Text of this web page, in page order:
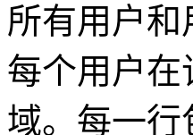
所有用户
每个用户
域。每一